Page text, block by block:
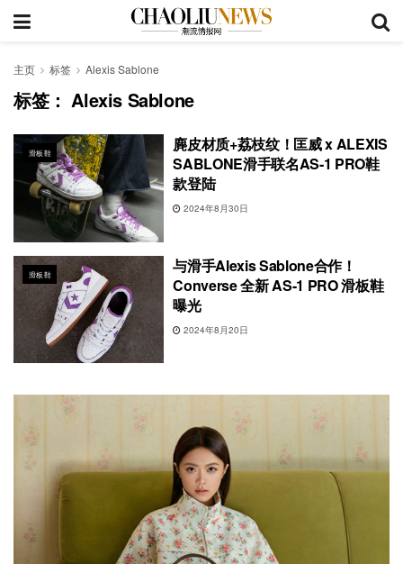
主页 标签 Alexis Sablone
标签：Alexis Sablone
滑板鞋
麂皮材质+荔枝纹！匡威 x ALEXIS
SABLONE滑手联名AS-1 PRO鞋
款登陆
2024年8月30日
滑板鞋
与滑手Alexis Sablone合作！
Converse 全新 AS-1 PRO 滑板鞋
曝光
2024年8月20日